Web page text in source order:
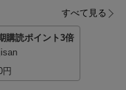
すべて見る
購読ポイント3倍
円